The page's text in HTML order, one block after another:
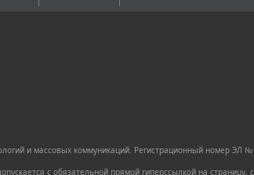
и массовых коммуникаций. Регистрационный номер ЭЛ
с обязательной прямой гиперссылкой на